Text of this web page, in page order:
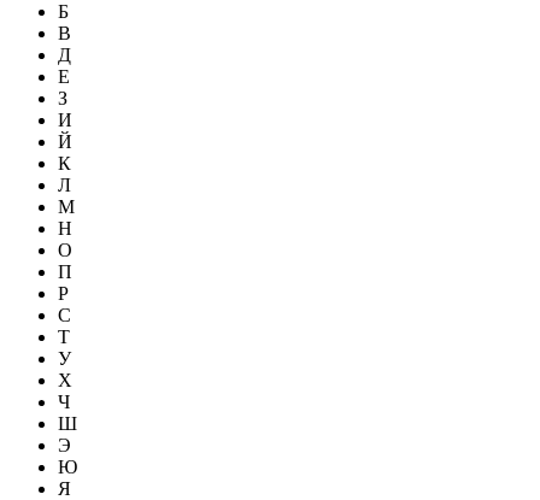
Б
В
Д
Е
З
И
Й
К
Л
М
Н
О
П
Р
С
Т
У
Х
Ч
Ш
Э
Ю
Я